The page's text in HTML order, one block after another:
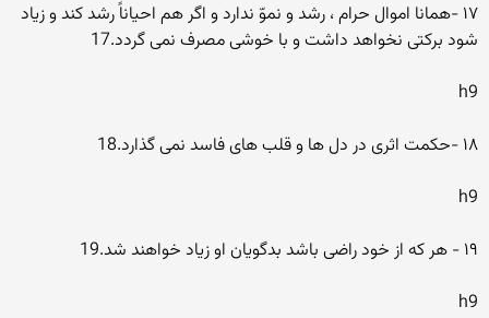
۱۷ -همانا اموال حرام ، رشد و نموّ ندارد و اگر هم احیاناً رشد کند و زیاد
شود برکتى نخواهد داشت و با خوشى مصرف نمى گردد.17
h9
۱۸ -حکمت اثرى در دل ها و قلب هاى فاسد نمى گذارد.18
h9
۱۹ - هر که از خود راضى باشد بدگویان او زیاد خواهند شد.19
h9